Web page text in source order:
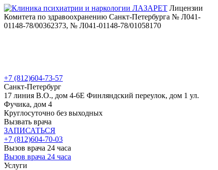
Лицензии
Комитета по здравоохранению Санкт-Петербурга № Л041-
01148-78/00362373, № Л041-01148-78/01058170
+7 (812)604-73-57
Санкт-Петербург
17 линия В.О., дом 4-6Е Финляндский переулок, дом 1 ул.
Фучика, дом 4
Круглосуточно без выходных
Вызвать врача
ЗАПИСАТЬСЯ
+7 (812)604-70-03
Вызов врача 24 часа
Вызов врача 24 часа
Услуги